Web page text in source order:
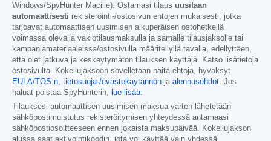
Windows/SpyHunter Macille). Ostamasi tilaus uusitaan
automaattisesti rekisteröinti-/ostosivun ehtojen mukaisesti, jotka
tarjoavat automaattisen uusimisen alkuperäisen ostohetkellä
voimassa olevalla vakiotilausmaksulla ja samalle tilausjaksolle tai
kampanjamateriaaleissa/ostosivulla määritellyllä tavalla, edellyttäen,
että olet jatkuva ja keskeytymätön tilauksen käyttäjä. Katso lisätietoja
ostosivulta. Kokeilujaksoon sovelletaan näitä ehtoja, hyväksyt
EULA/TOS:n, tietosuoja-/evästekäytännön ja alennusehdot. Jos
haluat poistaa SpyHunterin, lue lisää.
Tilauksesi automaattisen uusimisen maksua varten lähetetään
sähköpostimuistutus rekisteröitymisen yhteydessä antamaasi
sähköpostiosoitteeseen ennen jokaista maksupäivää. Kokeilujakson